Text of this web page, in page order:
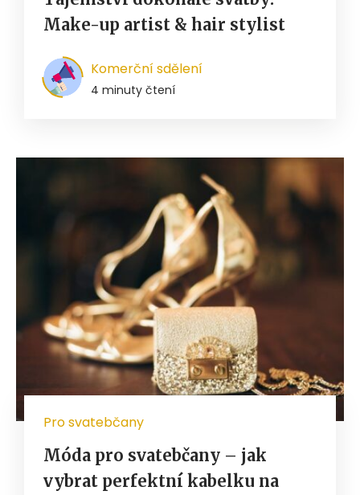
Make-up artist & hair stylist
Komerční sdělení
4 minuty čtení
Pro svatebčany
Móda pro svatebčany – jak
vybrat perfektní kabelku na